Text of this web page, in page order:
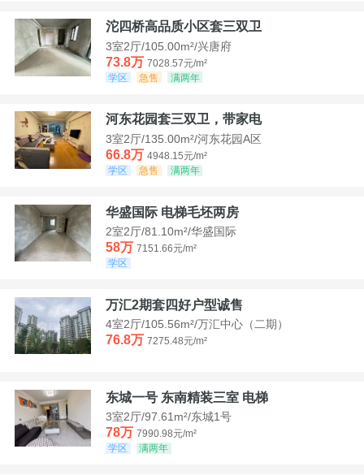
沱四桥高品质小区套三双卫
3室2厅/105.00m²/兴唐府
73.8万 7028.57元/m²
学区
急售 满两年
河东花园套三双卫，带家电
3室2厅/135.00m²/河东花园A区
66.8万 4948.15元/m²
学区
急售 满两年
华盛国际 电梯毛坯两房
2室2厅/81.10m²/华盛国际
58万 7151.66元/m²
学区
万汇2期套四好户型诚售
4室2厅/105.56m²/万汇中心（二期）
76.8万 7275.48元/m²
东城一号 东南精装三室 电梯
3室2厅/97.61m²/东城1号
78万 7990.98元/m²
学区
满两年